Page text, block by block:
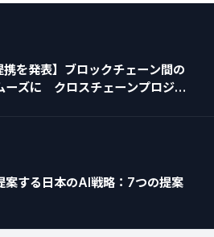
を発表】ブロックチェーン間の
ーズに クロスチェーンプロジェ
案する日本のAI戦略：7つの提案